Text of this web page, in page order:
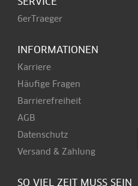
6erTraeger
INFORMATIONEN
Karriere
Häufige Fragen
Barrierefreiheit
AGB
Datenschutz
Versand & Zahlung
SO VIEL ZEIT MUSS SEIN